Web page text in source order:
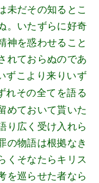
未だその知るとこ
。いたずらに好奇
神を惑わせること
れておらぬのであ
ずこより来りいず
れその全てを語る
めておいて貰いた
り広く受け入れら
の物語は根拠なき
くそなたらキリス
を巡らせた者なら